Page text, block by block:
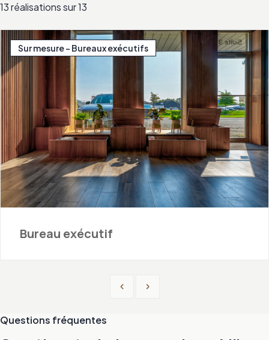
13 réalisations sur 13
Sur mesure - Bureaux exécutifs
Bureau exécutif
PreviousNext
Questions fréquentes